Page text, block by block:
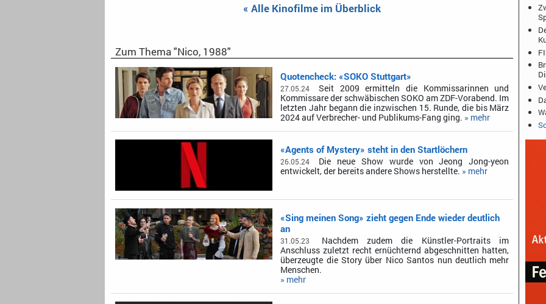
« Alle Kinofilme im Überblick
Zum Thema "Nico, 1988"
Quotencheck: «SOKO Stuttgart»
27.05.24
Seit 2009 ermitteln die Kommissarinnen und
Kommissare der schwäbischen SOKO am ZDF-Vorabend. Im
letzten Jahr begann die inzwischen 15. Runde, die bis März
2024 auf Verbrecher- und Publikums-Fang ging. » mehr
«Agents of Mystery» steht in den Startlöchern
26.05.24
Die neue Show wurde von Jeong Jong-yeon
entwickelt, der bereits andere Shows herstellte. » mehr
«Sing meinen Song» zieht gegen Ende wieder deutlich
an
31.05.23
Nachdem zudem die Künstler-Portraits im
Anschluss zuletzt recht ernüchternd abgeschnitten hatten,
überzeugte die Story über Nico Santos nun deutlich mehr
Menschen.
» mehr